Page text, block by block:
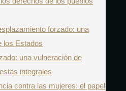
forzado: una
los Estados
una vulneración de
integrales
contra las mujeres: el papel